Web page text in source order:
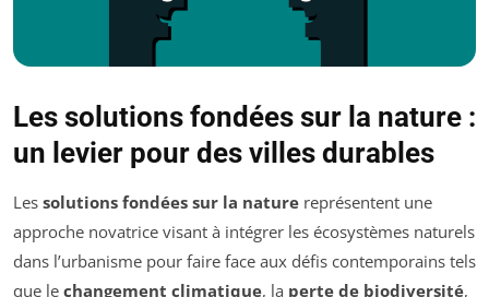
Les solutions fondées sur la nature :
un levier pour des villes durables
Les solutions fondées sur la nature représentent une
approche novatrice visant à intégrer les écosystèmes naturels
dans l’urbanisme pour faire face aux défis contemporains tels
que le changement climatique, la perte de biodiversité,